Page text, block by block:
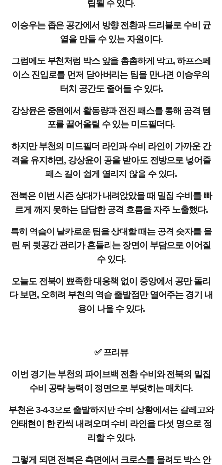
립될 수 있다.
이승우는 좁은 공간에서 방향 전환과 드리블로 수비 균
열을 만들 수 있는 자원이다.
그럼에도 부천처럼 박스 앞을 촘촘하게 막고, 하프스페
이스 진입로를 먼저 닫아버리는 팀을 만나면 이승우의
터치 공간도 줄어들 수 있다.
강상윤은 중원에서 활동량과 전진 패스를 통해 공격 템
포를 끌어올릴 수 있는 미드필더다.
하지만 부천의 미드필더 라인과 수비 라인이 가까운 간
격을 유지하면, 강상윤이 공을 받아도 전방으로 넣어줄
패스 길이 쉽게 열리지 않을 수 있다.
전북은 이번 시즌 상대가 내려앉았을 때 밀집 수비를 빠
르게 깨지 못하는 답답한 공격 흐름을 자주 노출했다.
특히 역습이 날카로운 팀을 상대할 때는 공격 숫자를 올
린 뒤 뒷공간 관리가 흔들리는 장면이 부담으로 이어질
수 있다.
오늘도 전북이 뾰족한 대응책 없이 중앙에서 공만 돌리
다 보면, 오히려 부천의 역습 출발점만 열어주는 경기 내
용이 나올 수 있다.
✅ 프리뷰
이번 경기는 부천의 파이브백 전환 수비와 전북의 밀집
수비 공략 능력이 정면으로 부딪히는 매치다.
부천은 3-4-3으로 출발하지만 수비 상황에서는 갈레고와
안태현이 한 칸씩 내려오며 수비 라인을 다섯 명으로 정
리할 수 있다.
그렇게 되면 전북은 측면에서 크로스를 올려도 박스 안